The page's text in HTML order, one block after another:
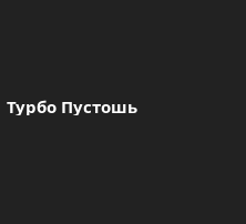
Турбо Пустошь